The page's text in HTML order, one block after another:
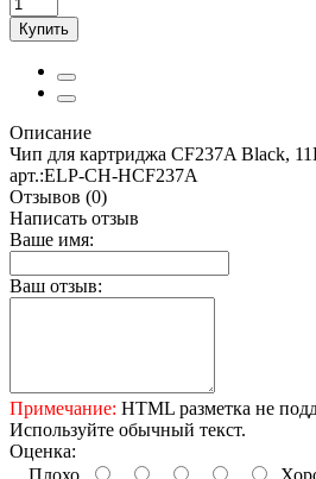
Купить
Описание
Чип для картриджа CF237A Black,
арт.:ELP-CH-HCF237A
Отзывов (0)
Написать отзыв
Ваше имя:
Ваш отзыв:
Примечание: HTML разметка не
Используйте обычный текст.
Оценка:
Плохо